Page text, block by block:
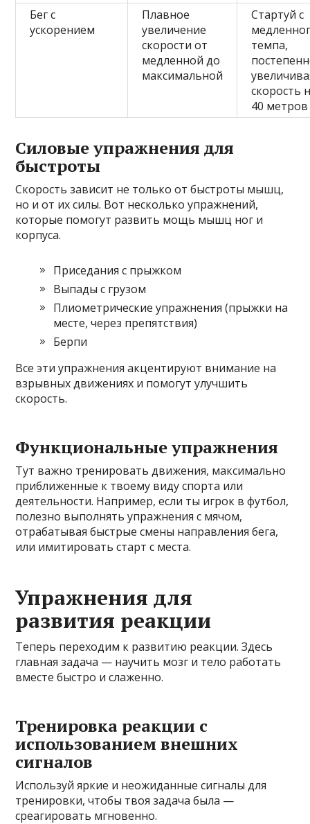
Бег с
ускорением
Плавное
увеличение
скорости от
медленной до
максимальной
Стартуй с
темпа,
скорость
40 метров
Силовые упражнения для
быстроты
Скорость зависит не только от быстроты мышц,
но и от их силы. Вот несколько упражнений,
которые помогут развить мощь мышц ног и
корпуса.
Приседания с прыжком
Выпады с грузом
Плиометрические упражнения (прыжки на
месте, через препятствия)
Берпи
Все эти упражнения акцентируют внимание на
взрывных движениях и помогут улучшить
скорость.
Функциональные упражнения
Тут важно тренировать движения, максимально
приближенные к твоему виду спорта или
деятельности. Например, если ты игрок в футбол,
полезно выполнять упражнения с мячом,
отрабатывая быстрые смены направления бега,
или имитировать старт с места.
Упражнения для
развития реакции
Теперь переходим к развитию реакции. Здесь
главная задача — научить мозг и тело работать
вместе быстро и слаженно.
Тренировка реакции с
использованием внешних
сигналов
Используй яркие и неожиданные сигналы для
тренировки, чтобы твоя задача была —
среагировать мгновенно.